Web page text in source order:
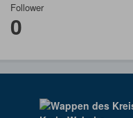
Follower
0